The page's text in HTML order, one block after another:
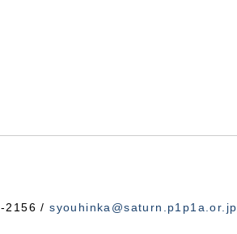
2156 /syouhinka@saturn.p1p1a.or.jp